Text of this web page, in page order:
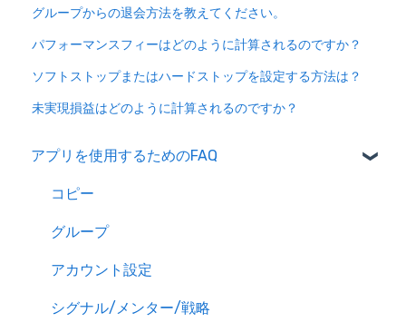
グループからの退会方法を教えてください。
パフォーマンスフィーはどのように計算されるのですか？
ソフトストップまたはハードストップを設定する方法は？
未実現損益はどのように計算されるのですか？
アプリを使用するためのFAQ
コピー
グループ
アカウント設定
シグナル/メンター/戦略